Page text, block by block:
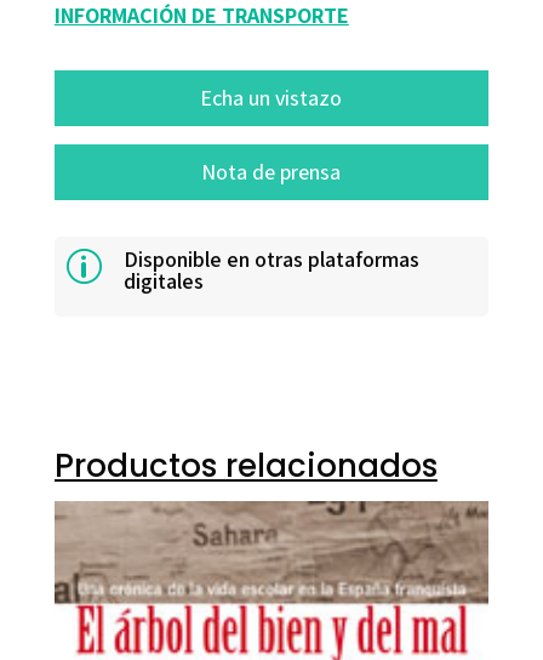
INFORMACIÓN DE TRANSPORTE
Echa un vistazo
Nota de prensa
p Disponible en otras plataformas
digitales
Productos relacionados